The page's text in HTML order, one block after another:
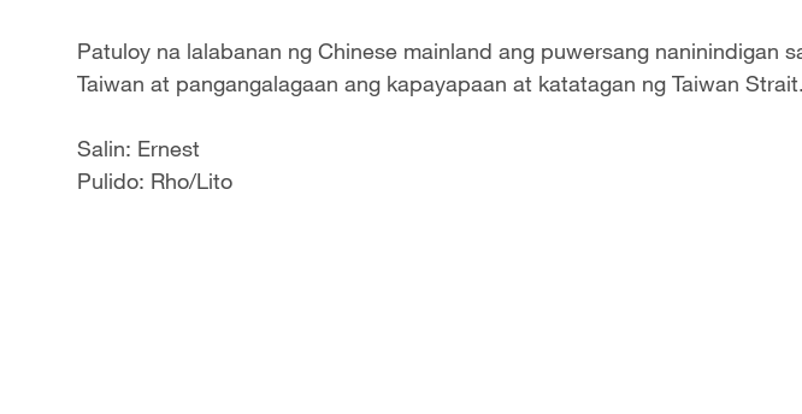
Patuloy na lalabanan ng Chinese mainland ang puwersang naninindigan
Taiwan at pangangalagaan ang kapayapaan at katatagan ng Taiwan Strait.
Salin: Ernest
Pulido: Rho/Lito